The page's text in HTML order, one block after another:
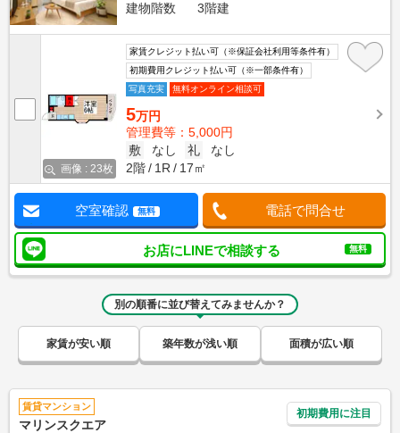
建物階数
3階建
画像 : 23枚
家賃クレジット払い可（※保証会社利用等条件有）
初期費用クレジット払い可（※一部条件有）
写真充実
無料オンライン相談可
5万円
管理費等：5,000円
敷
なし 礼
なし
2階
1R 17㎡
空室確認 無料 電話で問合せ
お店にLINEで相談する 無料
別の順番に並び替えてみませんか？
家賃が安い順 築年数が浅い順 面積が広い順
賃貸マンション
マリンスクエア
初期費用に注目